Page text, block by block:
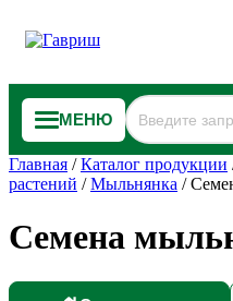
МЕНЮ
Главная /Каталог продукции
растений /Мыльнянка /
Семена